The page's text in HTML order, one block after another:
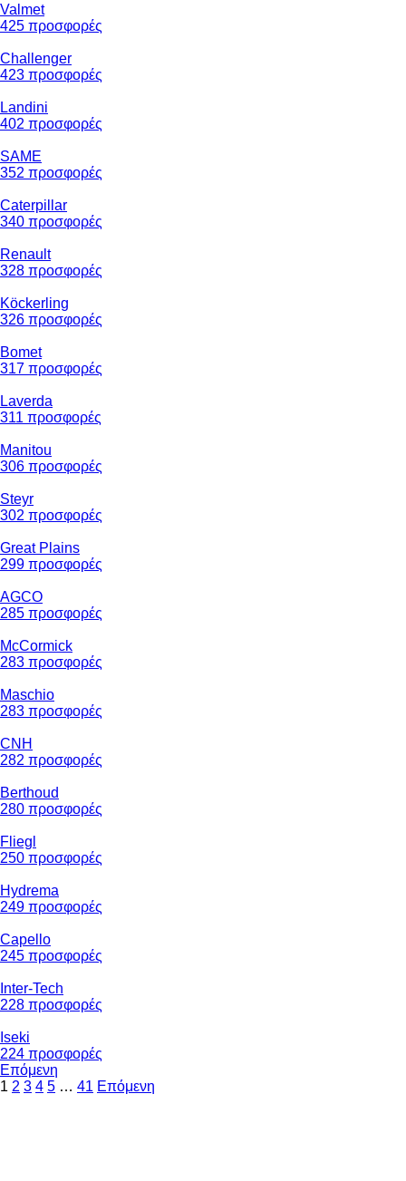
Valmet
425 προσφορές
Challenger
423 προσφορές
Landini
402 προσφορές
SAME
352 προσφορές
Caterpillar
340 προσφορές
Renault
328 προσφορές
Köckerling
326 προσφορές
Bomet
317 προσφορές
Laverda
311 προσφορές
Manitou
306 προσφορές
Steyr
302 προσφορές
Great Plains
299 προσφορές
AGCO
285 προσφορές
McCormick
283 προσφορές
Maschio
283 προσφορές
CNH
282 προσφορές
Berthoud
280 προσφορές
Fliegl
250 προσφορές
Hydrema
249 προσφορές
Capello
245 προσφορές
Inter-Tech
228 προσφορές
Iseki
224 προσφορές
Επόμενη
1 2 3 4 5 … 41 Επόμενη